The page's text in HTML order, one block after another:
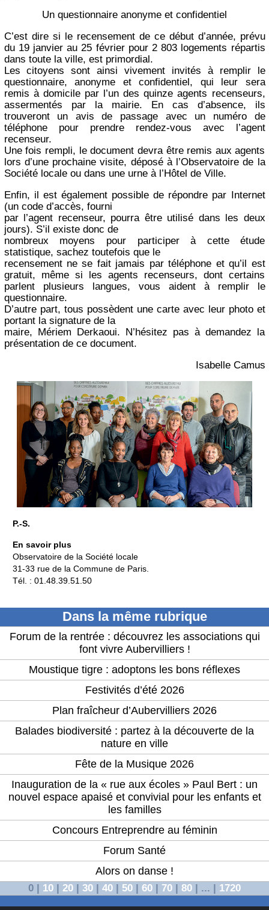
Un questionnaire anonyme et confidentiel
C’est dire si le recensement de ce début d’année, prévu
du 19 janvier au 25 février pour 2 803 logements répartis
dans toute la ville, est primordial.
Les citoyens sont ainsi vivement invités à remplir le
questionnaire, anonyme et confidentiel, qui leur sera
remis à domicile par l’un des quinze agents recenseurs,
assermentés par la mairie. En cas d’absence, ils
trouveront un avis de passage avec un numéro de
téléphone pour prendre rendez-vous avec l’agent
recenseur.
Une fois rempli, le document devra être remis aux agents
lors d’une prochaine visite, déposé à l’Observatoire de la
Société locale ou dans une urne à l’Hôtel de Ville.
Enfin, il est également possible de répondre par Internet
(un code d’accès, fourni
par l’agent recenseur, pourra être utilisé dans les deux
jours). S’il existe donc de
nombreux moyens pour participer à cette étude
statistique, sachez toutefois que le
recensement ne se fait jamais par téléphone et qu’il est
gratuit, même si les agents recenseurs, dont certains
parlent plusieurs langues, vous aident à remplir le
questionnaire.
D’autre part, tous possèdent une carte avec leur photo et
portant la signature de la
maire, Mériem Derkaoui. N’hésitez pas à demandez la
présentation de ce document.
Isabelle Camus
P.-S.
En savoir plus
Observatoire de la Société locale
31-33 rue de la Commune de Paris.
Tél. : 01.48.39.51.50
Dans la même rubrique
Forum de la rentrée : découvrez les associations qui
font vivre Aubervilliers !
Moustique tigre : adoptons les bons réflexes
Festivités d’été 2026
Plan fraîcheur d’Aubervilliers 2026
Balades biodiversité : partez à la découverte de la
nature en ville
Fête de la Musique 2026
Inauguration de la « rue aux écoles » Paul Bert : un
nouvel espace apaisé et convivial pour les enfants et
les familles
Concours Entreprendre au féminin
Forum Santé
Alors on danse !
0 10 20 30 40 50 60 70 80 ... 1720